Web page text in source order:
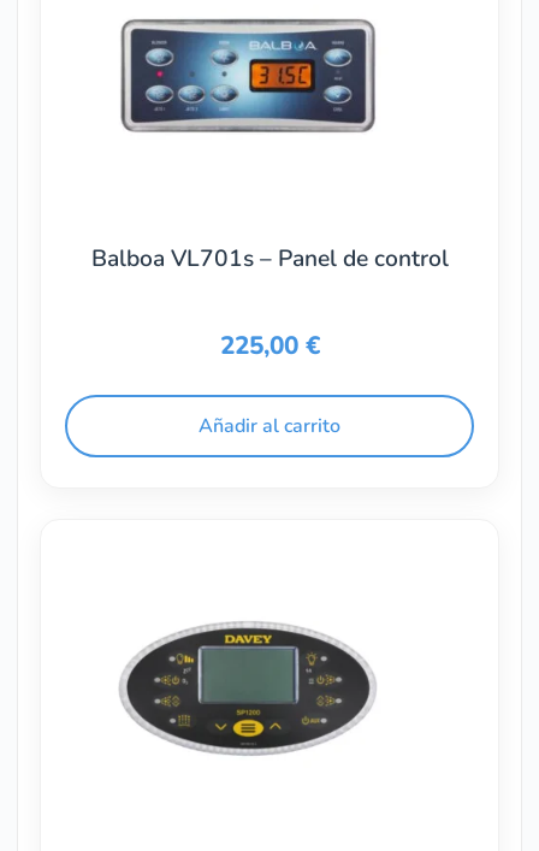
Balboa VL701s – Panel de control
225,00 €
Añadir al carrito